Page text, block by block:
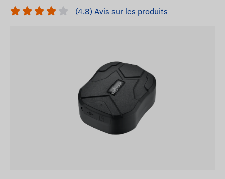
(4.8) Avis sur les produits